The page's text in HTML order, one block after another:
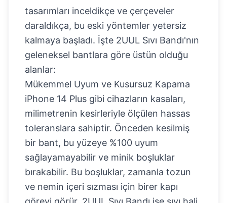
tasarımları inceldikçe ve çerçeveler
daraldıkça, bu eski yöntemler yetersiz
kalmaya başladı. İşte 2UUL Sıvı Bandı'nın
geleneksel bantlara göre üstün olduğu
alanlar:
Mükemmel Uyum ve Kusursuz Kapama
iPhone 14 Plus gibi cihazların kasaları,
milimetrenin kesirleriyle ölçülen hassas
toleranslara sahiptir. Önceden kesilmiş
bir bant, bu yüzeye %100 uyum
sağlayamayabilir ve minik boşluklar
bırakabilir. Bu boşluklar, zamanla tozun
ve nemin içeri sızması için birer kapı